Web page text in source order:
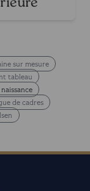
sur mesure
tableau
de cadres